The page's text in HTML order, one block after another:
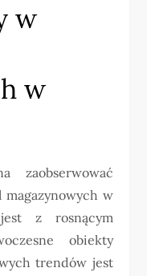
w
w
zaobserwować
w
z rosnącym
obiekty
trendów jest